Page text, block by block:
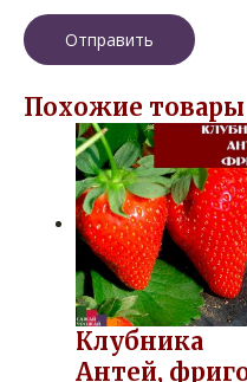
Похожие товары
Клубника
Антей,